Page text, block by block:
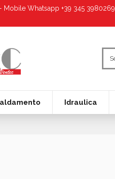
Mobile Whatsapp +39 345 3980269
Idraulica